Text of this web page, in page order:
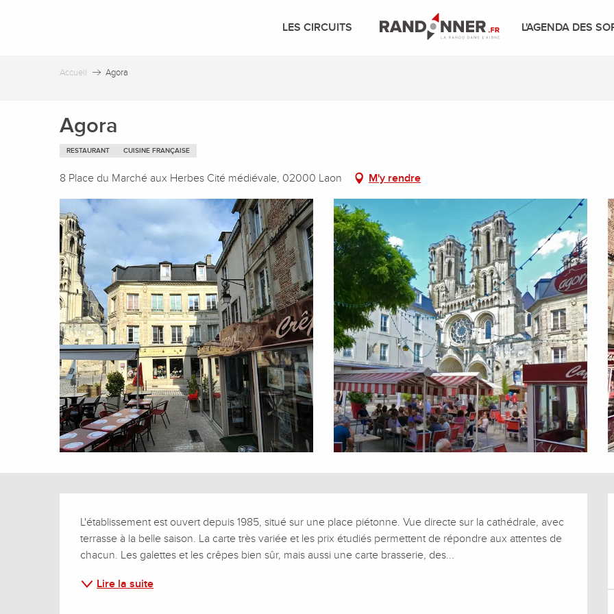
LES CIRCUITS L'AGENDA DES
Accueil Agora
Agora
RESTAURANT CUISINE FRANÇAISE
8 Place du Marché aux Herbes Cité médiévale, 02000 Laon M'y rendre
Description
L'établissement est ouvert depuis 1985, situé sur une place piétonne. Vue directe sur la cathédrale, avec
terrasse à la belle saison. La carte très variée et les prix étudiés permettent de répondre aux attentes de
chacun. Les galettes et les crêpes bien sûr, mais aussi une carte brasserie, des...
Lire la suite